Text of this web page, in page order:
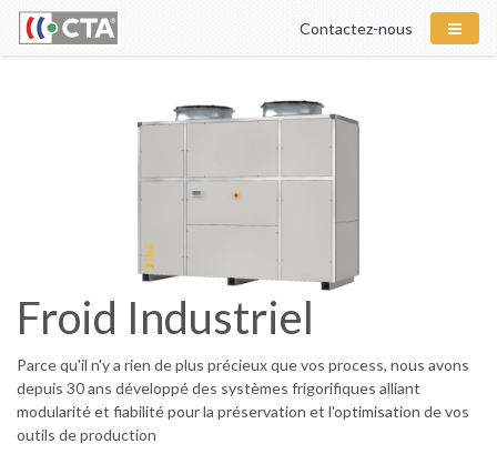
Contactez-nous
Froid Industriel
Parce qu'il n'y a rien de plus précieux que vos process, nous avons
depuis 30 ans développé des systèmes frigorifiques alliant
modularité et fiabilité pour la préservation et l'optimisation de vos
outils de production